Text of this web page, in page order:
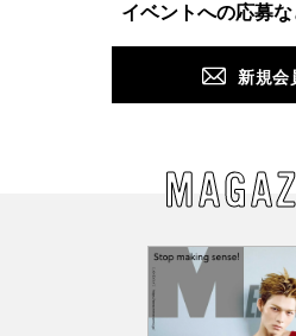
イベントへの応募
新規会